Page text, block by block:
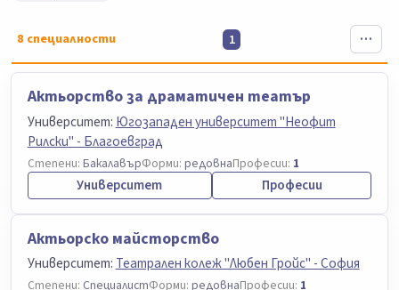
8специалности 1
Актьорство за драматичен театър
Университет: Югозападен университет "Неофит
Рилски" - Благоевград
Степени: БакалавърФорми: редовнаПрофесии: 1
Университет Професии
Актьорско майсторство
Университет:Театрален колеж "Любен Гройс" - София
Степени: СпециалистФорми: редовнаПрофесии: 1